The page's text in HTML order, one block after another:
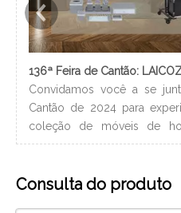
Convidamos você a se
Cantão de 2024 para
coleção de móveis de
Estamos ansiosos para nos
nossa paixão por
Consulta do produto